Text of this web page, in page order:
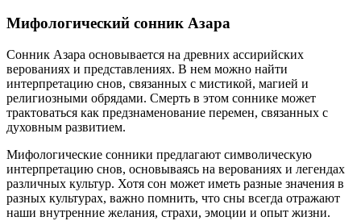
Мифологический сонник Азара
Сонник Азара основывается на древних ассирийских
верованиях и представлениях. В нем можно найти
интерпретацию снов, связанных с мистикой, магией и
религиозными обрядами. Смерть в этом соннике может
трактоваться как предзнаменование перемен, связанных с
духовным развитием.
Мифологические сонники предлагают символическую
интерпретацию снов, основываясь на верованиях и легендах
различных культур. Хотя сон может иметь разные значения в
разных культурах, важно помнить, что сны всегда отражают
наши внутренние желания, страхи, эмоции и опыт жизни.